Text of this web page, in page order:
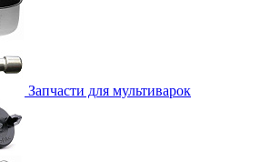
Запчасти для мультиварок